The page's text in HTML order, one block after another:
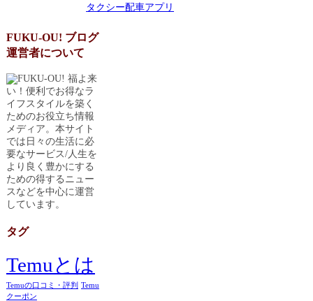
タクシー配車アプリ
FUKU-OU! ブログ
運営者について
福よ来
い！便利でお得なラ
イフスタイルを築く
ためのお役立ち情報
メディア。本サイト
では日々の生活に必
要なサービス/人生を
より良く豊かにする
ための得するニュー
スなどを中心に運営
しています。
タグ
Temuとは
Temuの口コミ・評判 Temu
クーポン